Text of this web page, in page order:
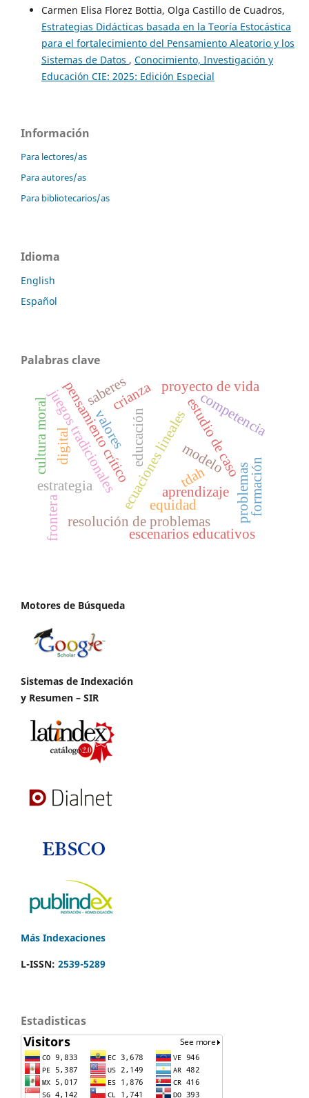
Carmen Elisa Florez Bottia, Olga Castillo de Cuadros,
Estrategias Didácticas basada en la Teoría Estocástica
para el fortalecimiento del Pensamiento Aleatorio y los
Sistemas de Datos , Conocimiento, Investigación y
Educación CIE: 2025: Edición Especial
Información
Para lectores/as
Para autores/as
Para bibliotecarios/as
Idioma
English
Español
Palabras clave
ecuaciones linealesestudio de caso
pensamiento crítico
resolución de problemas
tdah
valores educación
juegos tradicionales
estrategia
competencia
modelo
aprendizaje
proyecto de vida
cultura moral
escenarios educativos
problemas
equidad
frontera
crianza
formación
saberes
digital
Motores de Búsqueda
Sistemas de Indexación
y Resumen – SIR
Más Indexaciones
L-ISSN: 2539-5289
Estadisticas